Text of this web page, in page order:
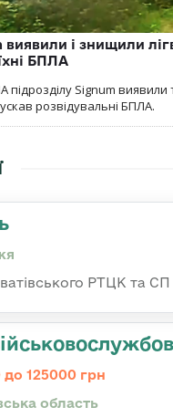
виявили і знищили
БПЛА
Signum виявили
розвідувальні БПЛА.
РТЦК та СП
до 125000 грн
область